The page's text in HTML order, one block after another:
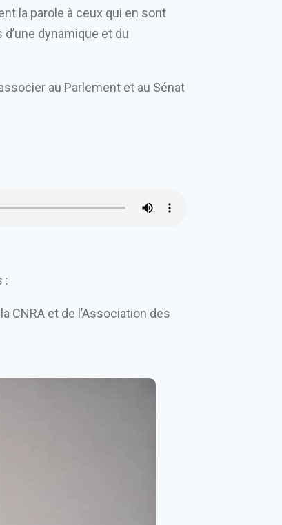
la parole à ceux qui en sont
dynamique et du
au Parlement et au Sénat
:
CNRA et de l’Association des